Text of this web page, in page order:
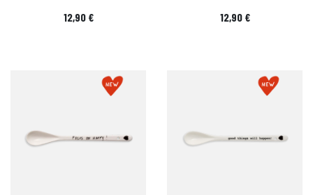
Prix
12,90 € Prix
12,90 €